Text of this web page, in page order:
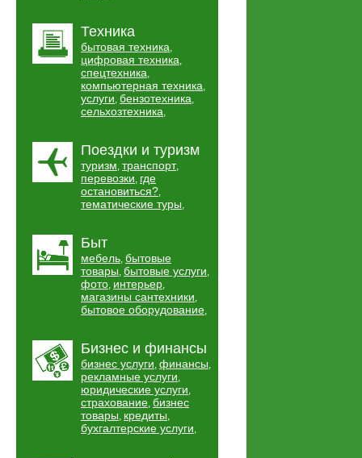
Техника
бытовая техника,
цифровая техника,
спецтехника,
компьютерная техника,
услуги, бензотехника,
сельхозтехника,
Поездки и туризм
туризм, транспорт,
перевозки, где
остановиться?,
тематические туры,
Быт
мебель, бытовые
товары, бытовые услуги,
фото, интерьер,
магазины сантехники,
бытовое оборудование,
Бизнес и финансы
бизнес услуги, финансы,
рекламные услуги,
юридические услуги,
страхование, бизнес
товары, кредиты,
бухгалтерские услуги,